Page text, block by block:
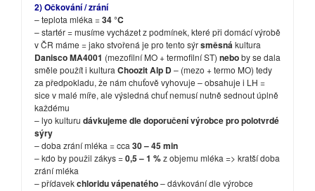
2) Očkování / zrání
– teplota mléka =34 °C
– startér = musíme vycházet z podmínek, které při domácí výrobě
v ČR máme = jako stvořená je pro tento sýrsměsnákultura
Danisco MA4001 (mezofilní MO + termofilní ST) neboby se dala
směle použít i kultura Choozit Alp D– (mezo + termo MO) tedy
za předpokladu, že nám chuťově vyhovuje – obsahuje i LH =
sice v malé míře, ale výsledná chuť nemusí nutně sednout úplně
každému
– lyo kulturu dávkujeme dle doporučení výrobce pro polotvrdé
sýry
– doba zrání mléka = cca 30 – 45 min
– kdo by použil zákys =0,5 – 1 %z objemu mléka => kratší doba
zrání mléka
– přídavekchloridu vápenatého– dávkování dle výrobce